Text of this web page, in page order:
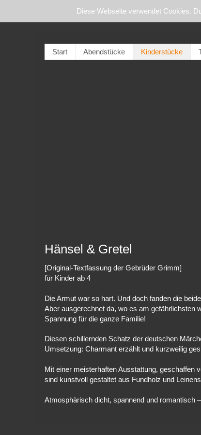
Diese Webseite verwendet Cookies.
Start Abendstücke Kinderstücke
Hänsel & Gretel
[Original-Textfassung der Gebrüder Grimm]
für Kinder ab 4
Die Armut war so hart. Und doch fanden die
Aber ausgerechnet da, wo es am gefährlichsten
Spannung für die ganze Familie!
Diesen schillernden Schatz der deutschen
Umsetzung: Charmant erzählt und kurzweilig
Mit einer meisterhaften Ausstattung, geschaffen
sind kunstvoll gestaltet aus Fundholz und
Atmosphärisch dicht, spannend und romantisch